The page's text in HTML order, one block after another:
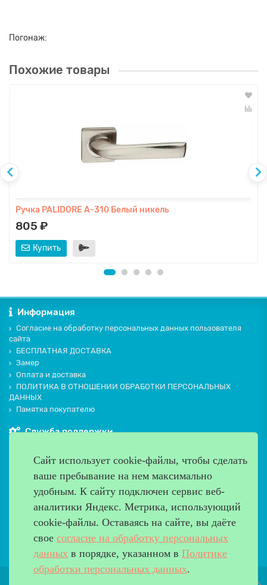
Погонаж:
Похожие товары
Ручка PALIDORE A-310 Белый никель
805 ₽
Купить
Информация
Согласие на обработку персональных данных пользователя
сайта
БЕСПЛАТНАЯ ДОСТАВКА
Замер
Оплата и доставка
ПОЛИТИКА В ОТНОШЕНИИ ОБРАБОТКИ ПЕРСОНАЛЬНЫХ
ДАННЫХ
Памятка покупателю
Служба поддержки
Производители
Дополнительно
Наш адрес
Работаем с 9:00 до 20:00
8 (499) 685-33-26
Сайт использует cookie-файлы, чтобы сделать
ваше пребывание на нем максимально
удобным. К cайту подключен сервис веб-
аналитики Яндекс. Метрика, использующий
cookie-файлы. Оставаясь на сайте, вы даёте
свое согласие на обработку персональных
данных в порядке, указанном в Политике
обработки персональных данных.